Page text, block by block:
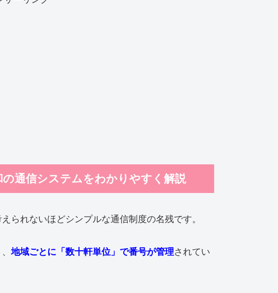
通信システムをわかりやすく解説
られないほどシンプルな通信制度の名残です。
、地域ごとに「数十軒単位」で番号が管理されてい